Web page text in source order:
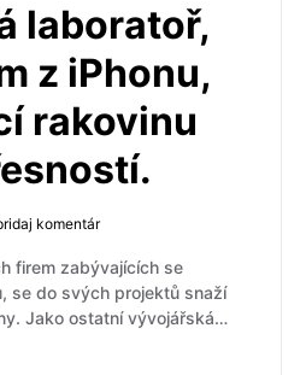
laboratoř,
z iPhonu,
rakovinu
komentár
firem zabývajících se
se do svých projektů snaží
Jako ostatní vývojářská…